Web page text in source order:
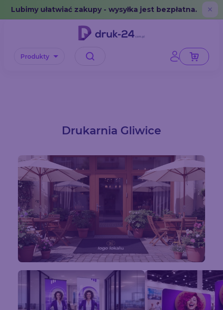
Error: No data in cache or invalid format
Lubimy ułatwiać zakupy - wysyłka jest bezpłatna. ✕
Produkty
Drukarnia Gliwice